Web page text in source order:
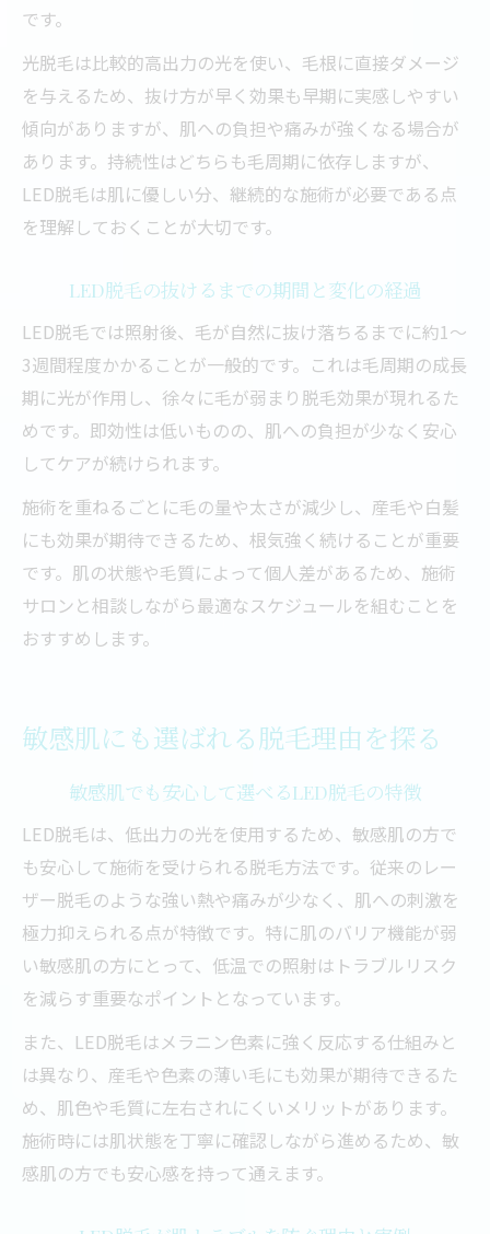
です。
光脱毛は比較的高出力の光を使い、毛根に直接ダメージ
を与えるため、抜け方が早く効果も早期に実感しやすい
傾向がありますが、肌への負担や痛みが強くなる場合が
あります。持続性はどちらも毛周期に依存しますが、
LED脱毛は肌に優しい分、継続的な施術が必要である点
を理解しておくことが大切です。
LED脱毛の抜けるまでの期間と変化の経過
LED脱毛では照射後、毛が自然に抜け落ちるまでに約1～
3週間程度かかることが一般的です。これは毛周期の成長
期に光が作用し、徐々に毛が弱まり脱毛効果が現れるた
めです。即効性は低いものの、肌への負担が少なく安心
してケアが続けられます。
施術を重ねるごとに毛の量や太さが減少し、産毛や白髪
にも効果が期待できるため、根気強く続けることが重要
です。肌の状態や毛質によって個人差があるため、施術
サロンと相談しながら最適なスケジュールを組むことを
おすすめします。
敏感肌にも選ばれる脱毛理由を探る
敏感肌でも安心して選べるLED脱毛の特徴
LED脱毛は、低出力の光を使用するため、敏感肌の方で
も安心して施術を受けられる脱毛方法です。従来のレー
ザー脱毛のような強い熱や痛みが少なく、肌への刺激を
極力抑えられる点が特徴です。特に肌のバリア機能が弱
い敏感肌の方にとって、低温での照射はトラブルリスク
を減らす重要なポイントとなっています。
また、LED脱毛はメラニン色素に強く反応する仕組みと
は異なり、産毛や色素の薄い毛にも効果が期待できるた
め、肌色や毛質に左右されにくいメリットがあります。
施術時には肌状態を丁寧に確認しながら進めるため、敏
感肌の方でも安心感を持って通えます。